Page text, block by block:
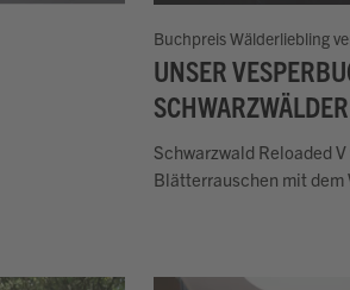
Buchpreis Wälderliebling
UNSER
Schwarzwald Reloaded
Blätterrauschen mit